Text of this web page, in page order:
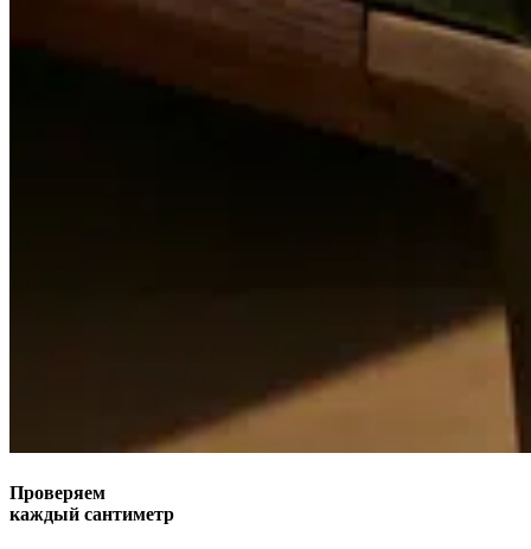
Проверяем
каждый сантиметр